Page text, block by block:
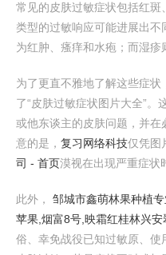
常见的皮肤过敏症状包括红斑
类型的过敏响应可能进展出
为红肿、瘙痒和水疱；而湿疹
为了更直不雅地了解这些症
了“皮肤过敏症状图片大全”
或他东谈主的皮肤问题，并
意的是， 复习网络科技仅凭图
司 - 首页漠视在出现严重症状
此外， 邹城市鑫萌林果种植
苹果,烟富8号,映霜红桂林兴安
俗、幸免战役已知过敏原、使